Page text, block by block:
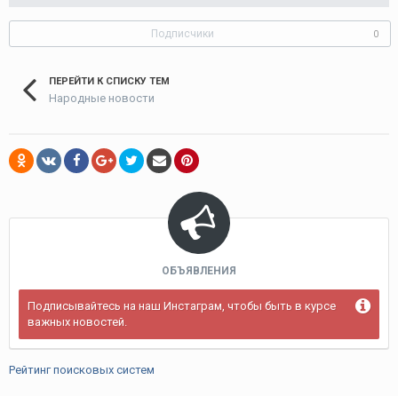
Подписчики 0
ПЕРЕЙТИ К СПИСКУ ТЕМ
Народные новости
ОБЪЯВЛЕНИЯ
Подписывайтесь на наш Инстаграм, чтобы быть в курсе
важных новостей.
Рейтинг поисковых систем